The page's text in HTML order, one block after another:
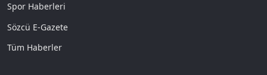
Spor Haberleri
Sözcü E-Gazete
Tüm Haberler